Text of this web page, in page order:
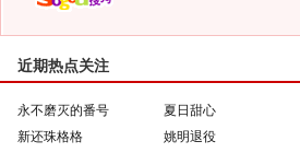
近期热点关注
永不磨灭的番号 夏日甜心
新还珠格格
姚明退役